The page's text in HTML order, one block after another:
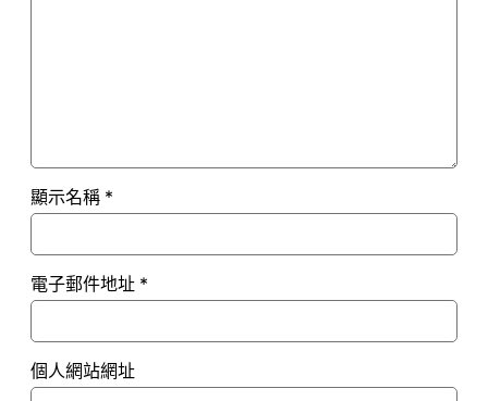
顯示名稱 *
電子郵件地址 *
個人網站網址